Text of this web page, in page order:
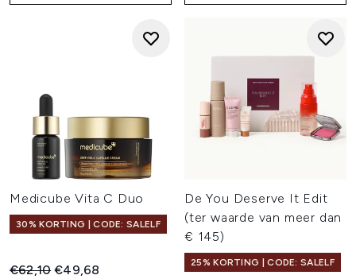
Medicube Vita C Duo
30% KORTING | CODE: SALELF
Recommended Retail Price:
€62,10Huidige prijs:
€49,68
De You Deserve It Edit
(ter waarde van meer dan
€ 145)
25% KORTING | CODE: SALELF